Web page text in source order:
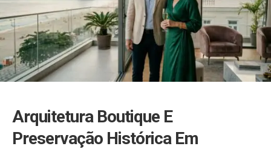
Arquitetura Boutique E
Preservação Histórica Em